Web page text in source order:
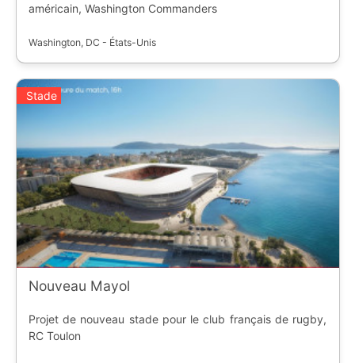
américain, Washington Commanders
Washington, DC - États-Unis
Stade
Nouveau Mayol
Projet de nouveau stade pour le club français de rugby,
RC Toulon